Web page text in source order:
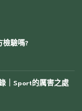
檢驗嗎?
｜Sport的厲害之處